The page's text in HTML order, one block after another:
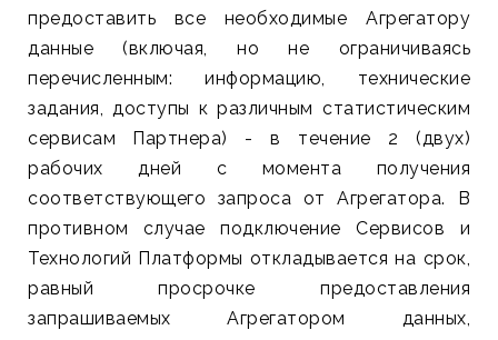
предоставить все необходимые Агрегатору
данные (включая, но не ограничиваясь
перечисленным: информацию, технические
задания, доступы к различным статистическим
сервисам Партнера) - в течение 2 (двух)
рабочих дней с момента получения
соответствующего запроса от Агрегатора. В
противном случае подключение Сервисов и
Технологий Платформы откладывается на срок,
равный просрочке предоставления
запрашиваемых Агрегатором данных,